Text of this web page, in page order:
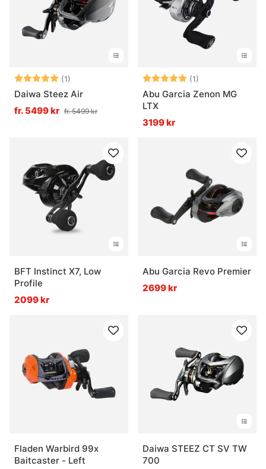
Betyg: (1)
5.0 utav 5 stjärnor
Daiwa Steez Air
fr. 5499 kr fr. 5499 kr
Betyg: (1)
Abu Garcia Zenon MG
LTX
3199 kr
BFT Instinct X7, Low
Profile
2099 kr
Abu Garcia Revo Premier
2699 kr
Fladen Warbird 99x
Baitcaster - Left
Daiwa STEEZ CT SV TW
700